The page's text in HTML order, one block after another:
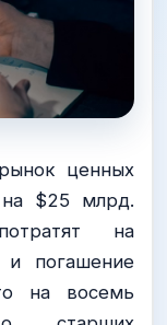
ценных
на $25 млрд.
на
и погашение
на восемь